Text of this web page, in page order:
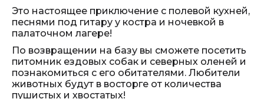
Это настоящее приключение с полевой кухней,
песнями под гитару у костра и ночевкой в
палаточном лагере!
По возвращении на базу вы сможете посетить
питомник ездовых собак и северных оленей и
познакомиться с его обитателями. Любители
животных будут в восторге от количества
пушистых и хвостатых!